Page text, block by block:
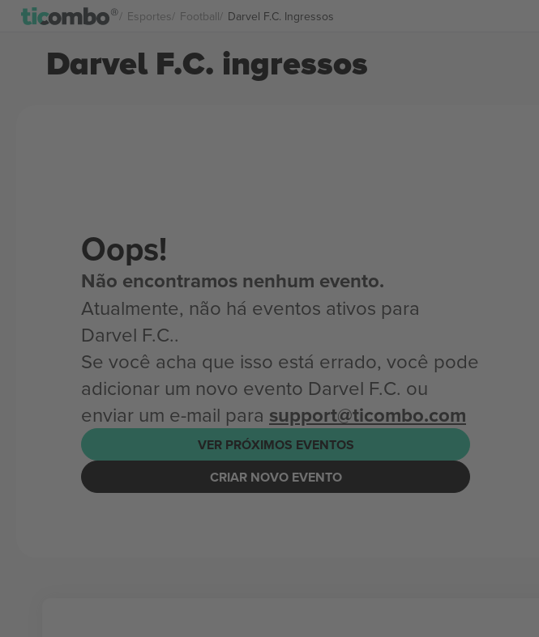
Esportes Football Darvel F.C. Ingressos
Darvel F.C. ingressos
Oops!
Não encontramos nenhum evento.
Atualmente, não há eventos ativos para
Darvel F.C..
Se você acha que isso está errado, você pode
adicionar um novo evento Darvel F.C. ou
enviar um e-mail para support@ticombo.com
VER PRÓXIMOS EVENTOS
CRIAR NOVO EVENTO